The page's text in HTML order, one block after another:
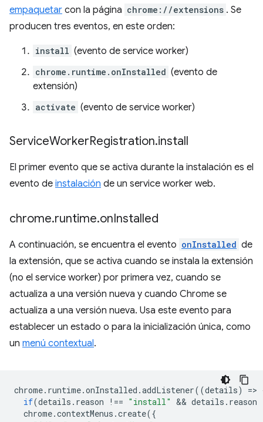
empaquetar con la página chrome://extensions . Se
producen tres eventos, en este orden:
install (evento de service worker)
chrome.runtime.onInstalled (evento de
extensión)
activate (evento de service worker)
ServiceWorkerRegistration.install
El primer evento que se activa durante la instalación es el
evento de instalación de un service worker web.
chrome.runtime.onInstalled
A continuación, se encuentra el evento onInstalled de
la extensión, que se activa cuando se instala la extensión
(no el service worker) por primera vez, cuando se
actualiza a una versión nueva y cuando Chrome se
actualiza a una versión nueva. Usa este evento para
establecer un estado o para la inicialización única, como
un menú contextual.
chrome. runtime.onInstalled .addListener((details) =>
if(details . reason !== "install" && details . reason
chrome.contextMenus .create({